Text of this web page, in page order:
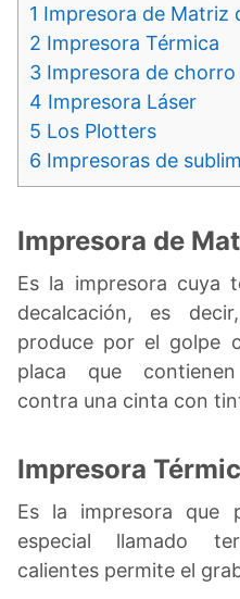
1 Impresora de Matriz
2 Impresora Térmica
3 Impresora de
4 Impresora Láser
5 Los Plotters
6 Impresoras de
Impresora de
Es la impresora cuya
decalcación, es
produce por el golpe
placa que
contra una cinta con
Impresora
Es la impresora que
especial llamado
calientes permite el